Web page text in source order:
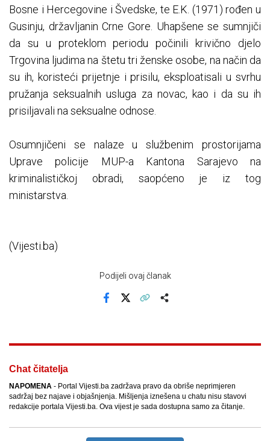
Bosne i Hercegovine i Švedske, te E.K. (1971) rođen u
Gusinju, državljanin Crne Gore. Uhapšene se sumnjiči
da su u proteklom periodu počinili krivično djelo
Trgovina ljudima na štetu tri ženske osobe, na način da
su ih, koristeći prijetnje i prisilu, eksploatisali u svrhu
pružanja seksualnih usluga za novac, kao i da su ih
prisiljavali na seksualne odnose.
Osumnjičeni se nalaze u službenim prostorijama
Uprave policije MUP-a Kantona Sarajevo na
kriminalističkoj obradi, saopćeno je iz tog
ministarstva.
(Vijesti.ba)
Podijeli ovaj članak
Chat čitatelja
NAPOMENA - Portal Vijesti.ba zadržava pravo da obriše neprimjeren
sadržaj bez najave i objašnjenja. Mišljenja iznešena u chatu nisu stavovi
redakcije portala Vijesti.ba. Ova vijest je sada dostupna samo za čitanje.